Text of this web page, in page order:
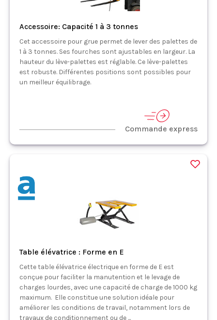
Accessoire: Capacité 1 à 3 tonnes
Cet accessoire pour grue permet de lever des palettes de
1 à 3 tonnes. Ses fourches sont ajustables en largeur. La
hauteur du lève-palettes est réglable. Ce lève-palettes
est robuste. Différentes positions sont possibles pour
un meilleur équilibrage.
Commande express
Table élévatrice : Forme en E
Cette table élévatrice électrique en forme de E est
conçue pour faciliter la manutention et le levage de
charges lourdes, avec une capacité de charge de 1000 kg
maximum. Elle constitue une solution idéale pour
améliorer les conditions de travail, notamment lors de
travaux de conditionnement ou de ...